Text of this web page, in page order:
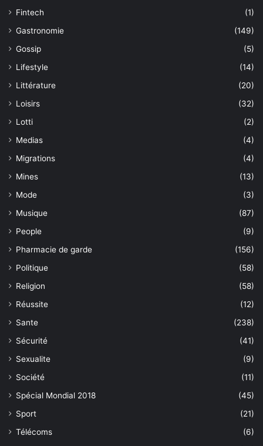
Fintech
(1)
Gastronomie
(149)
Gossip
(5)
Lifestyle
(14)
Littérature
(20)
Loisirs
(32)
Lotti
(2)
Medias
(4)
Migrations
(4)
Mines
(13)
Mode
(3)
Musique
(87)
People
(9)
Pharmacie de garde
(156)
Politique
(58)
Religion
(58)
Réussite
(12)
Sante
(238)
Sécurité
(41)
Sexualite
(9)
Société
(11)
Spécial Mondial 2018
(45)
Sport
(21)
Télécoms
(6)